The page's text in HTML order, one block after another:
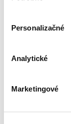
Personalizačné
Analytické
Marketingové